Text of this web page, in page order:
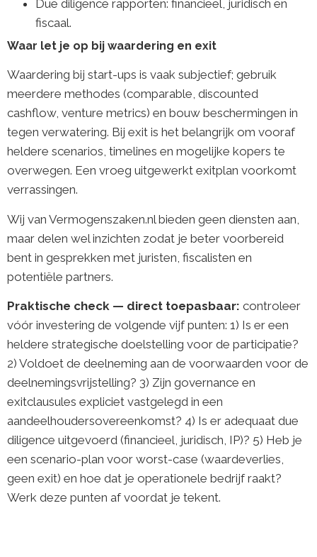
Due diligence rapporten: financieel, juridisch en
fiscaal.
Waar let je op bij waardering en exit
Waardering bij start-ups is vaak subjectief; gebruik
meerdere methodes (comparable, discounted
cashflow, venture metrics) en bouw beschermingen in
tegen verwatering. Bij exit is het belangrijk om vooraf
heldere scenarios, timelines en mogelijke kopers te
overwegen. Een vroeg uitgewerkt exitplan voorkomt
verrassingen.
Wij van Vermogenszaken.nl bieden geen diensten aan,
maar delen wel inzichten zodat je beter voorbereid
bent in gesprekken met juristen, fiscalisten en
potentiële partners.
Praktische check — direct toepasbaar: controleer
vóór investering de volgende vijf punten: 1) Is er een
heldere strategische doelstelling voor de participatie?
2) Voldoet de deelneming aan de voorwaarden voor de
deelnemingsvrijstelling? 3) Zijn governance en
exitclausules expliciet vastgelegd in een
aandeelhoudersovereenkomst? 4) Is er adequaat due
diligence uitgevoerd (financieel, juridisch, IP)? 5) Heb je
een scenario-plan voor worst-case (waardeverlies,
geen exit) en hoe dat je operationele bedrijf raakt?
Werk deze punten af voordat je tekent.